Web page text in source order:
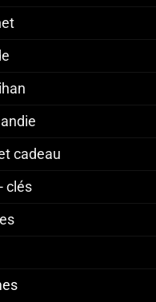
cadeau
clés